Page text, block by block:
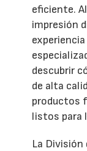
eficiente.
impresión
descubrir
de alta
productos
listos para
La División